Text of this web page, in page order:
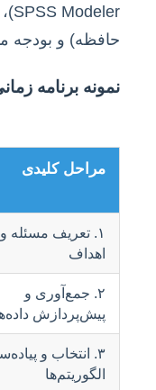
حافظه) و بودجه
نمونه برنامه
مراحل کلیدی
۱. تعریف مسئله و
اهداف
۲. جمع‌آوری و
پیش‌پردازش
۳. انتخاب و
الگوریتم‌ها